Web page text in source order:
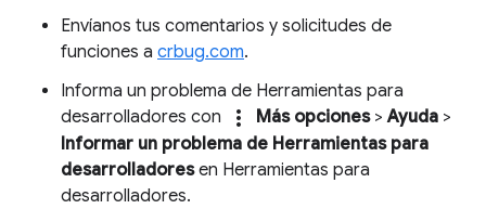
Envíanos tus comentarios y solicitudes de
funciones a crbug.com.
Informa un problema de Herramientas para
desarrolladores con
more_vert Más opciones>Ayuda >
Informar un problema de Herramientas para
desarrolladoresen Herramientas para
desarrolladores.